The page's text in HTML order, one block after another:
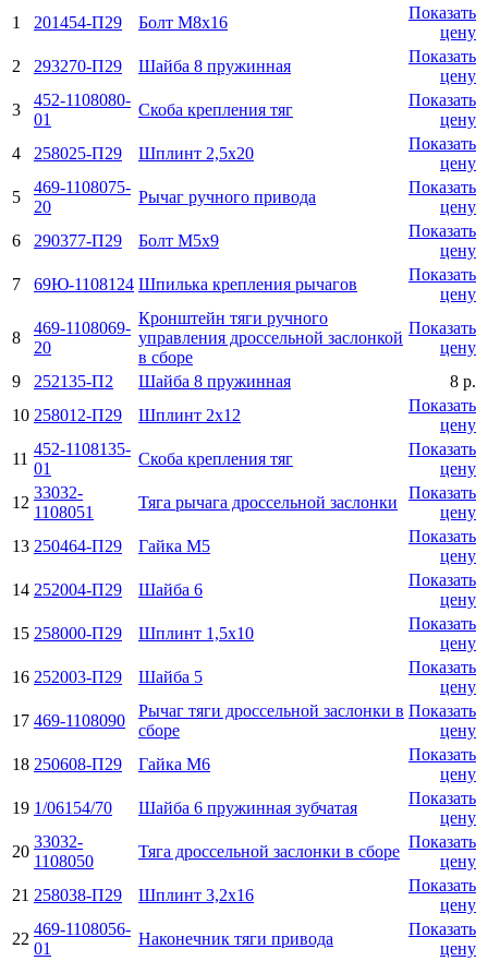
1 201454-П29 Болт М8х16
Показать
цену
2
293270-П29 Шайба 8 пружинная
Показать
цену
3
452-1108080-
01
Скоба крепления тяг
Показать
цену
4
258025-П29 Шплинт 2,5х20
Показать
цену
5
469-1108075-
20
Рычаг ручного привода
Показать
цену
6
290377-П29 Болт М5х9
Показать
цену
7
69Ю-1108124 Шпилька крепления рычагов
Показать
цену
8
469-1108069-
20
Кронштейн тяги ручного
управления дроссельной заслонкой
в сборе
Показать
цену
9
252135-П2 Шайба 8 пружинная
8 р.
10 258012-П29 Шплинт 2х12
Показать
цену
11
452-1108135-
01
Скоба крепления тяг
Показать
цену
12
33032-
1108051
Тяга рычага дроссельной заслонки
Показать
цену
13 250464-П29 Гайка М5
Показать
цену
14 252004-П29 Шайба 6
Показать
цену
15 258000-П29 Шплинт 1,5х10
Показать
цену
16 252003-П29 Шайба 5
Показать
цену
17 469-1108090
Рычаг тяги дроссельной заслонки в
сборе
Показать
цену
18 250608-П29 Гайка М6
Показать
цену
19 1/06154/70 Шайба 6 пружинная зубчатая
Показать
цену
20
33032-
1108050
Тяга дроссельной заслонки в сборе
Показать
цену
21 258038-П29 Шплинт 3,2х16
Показать
цену
22
469-1108056-
01
Наконечник тяги привода
Показать
цену